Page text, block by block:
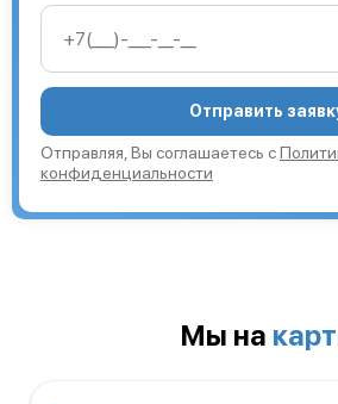
Отправить
Отправляя, Вы соглашаетесь с
конфиденциальности
Мы на